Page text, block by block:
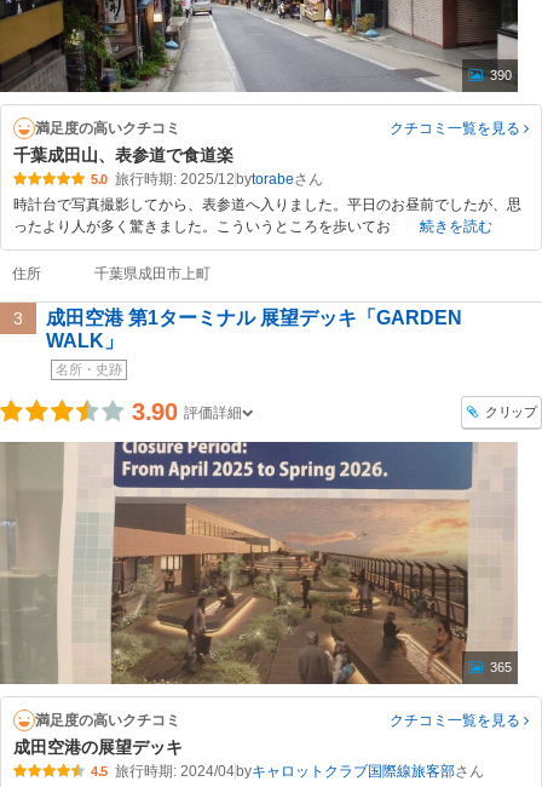
390
満足度の高いクチコミ クチコミ一覧を見る
千葉成田山、表参道で食道楽
5.0 旅行時期: 2025/12 bytorabe
時計台で写真撮影してから、表参道へ入りました。平日のお昼前でしたが、思
ったより人が多く驚きました。こういうところを歩いてお
続きを読む
住所 千葉県成田市上町
3
成田空港 第1ターミナル 展望デッキ「GARDEN
WALK」
名所・史跡
3.90 評価詳細 クリップ
365
満足度の高いクチコミ クチコミ一覧を見る
成田空港の展望デッキ
4.5 旅行時期: 2024/04byキャロットクラブ国際線旅客部